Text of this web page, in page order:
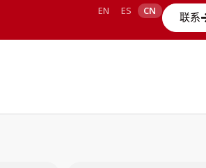
EN ES CN
联系